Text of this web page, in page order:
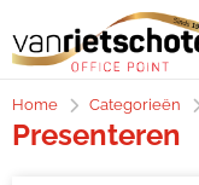
Home Categorieën
Presenteren